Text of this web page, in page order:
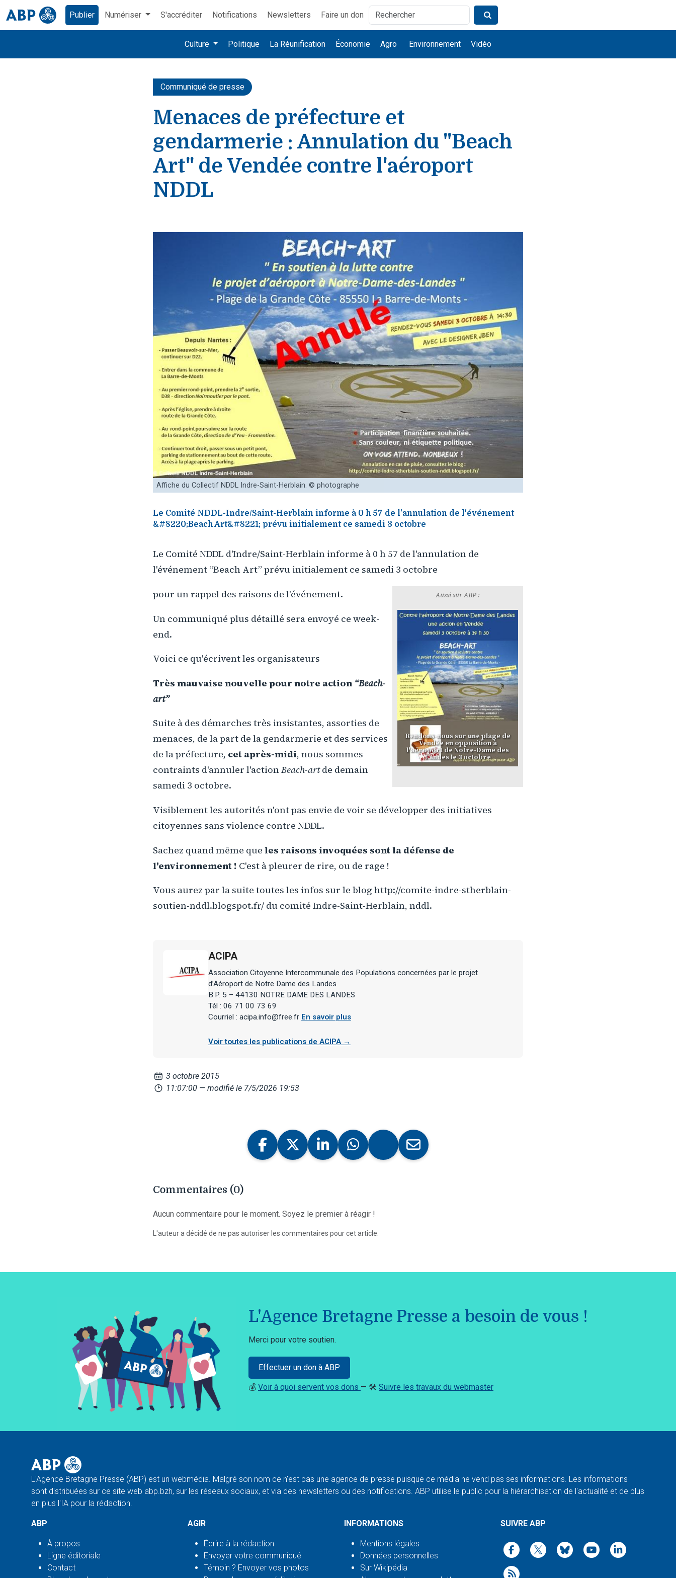
Publier Numériser S'accréditer Notifications Newsletters Faire un don
Culture Politique La Réunification Économie Agro Environnement Vidéo
Communiqué de presse
Menaces de préfecture et
gendarmerie : Annulation du "Beach
Art" de Vendée contre l'aéroport
NDDL
Affiche du Collectif NDDL Indre-Saint-Herblain. © photographe
Le Comité NDDL-Indre/Saint-Herblain informe à 0 h 57 de l'annulation de l'événement
&#8220;Beach Art&#8221; prévu initialement ce samedi 3 octobre
Le Comité NDDL d'Indre/Saint-Herblain informe à 0 h 57 de l'annulation de
l'événement “Beach Art” prévu initialement ce samedi 3 octobre
Aussi sur ABP :
Rendons-nous sur une plage de
Vendée en opposition à
l'aéroport de Notre-Dame des
Landes le 3 octobre
pour un rappel des raisons de l'événement.
Un communiqué plus détaillé sera envoyé ce week-
end.
Voici ce qu'écrivent les organisateurs
Très mauvaise nouvelle pour notre action “Beach-
art”
Suite à des démarches très insistantes, assorties de
menaces, de la part de la gendarmerie et des services
de la préfecture, cet après-midi, nous sommes
contraints d'annuler l'actionBeach-artde demain
samedi 3 octobre.
Visiblement les autorités n'ont pas envie de voir se développer des initiatives
citoyennes sans violence contre NDDL.
Sachez quand même que les raisons invoquées sont la défense de
l'environnement ! C'est à pleurer de rire, ou de rage !
Vous aurez par la suite toutes les infos sur le blog http://comite-indre-stherblain-
soutien-nddl.blogspot.fr/ du comité Indre-Saint-Herblain, nddl.
ACIPA
Association Citoyenne Intercommunale des Populations concernées par le projet
d’Aéroport de Notre Dame des Landes
B.P. 5 – 44130 NOTRE DAME DES LANDES
Tél : 06 71 00 73 69
Courriel : acipa.info@free.fr En savoir plus
Voir toutes les publications de ACIPA →
3 octobre 2015
11:07:00 — modifié le 7/5/2026 19:53
Commentaires (0)
Aucun commentaire pour le moment. Soyez le premier à réagir !
L'auteur a décidé de ne pas autoriser les commentaires pour cet article.
L'Agence Bretagne Presse a besoin de vous !
Merci pour votre soutien.
Effectuer un don à ABP
💰 Voir à quoi servent vos dons — 🛠️ Suivre les travaux du webmaster
L'Agence Bretagne Presse (ABP) est un webmédia. Malgré son nom ce n'est pas une agence de presse puisque ce média ne vend pas ses informations. Les informations
sont distribuées sur ce site web abp.bzh, sur les réseaux sociaux, et via des newsletters ou des notifications. ABP utilise le public pour la hiérarchisation de l'actualité et de plus
en plus l'IA pour la rédaction.
ABP
À propos
Ligne éditoriale
Contact
AGIR
Écrire à la rédaction
Envoyer votre communiqué
Témoin ? Envoyer vos photos
INFORMATIONS
Mentions légales
Données personnelles
Sur Wikipédia
SUIVRE ABP